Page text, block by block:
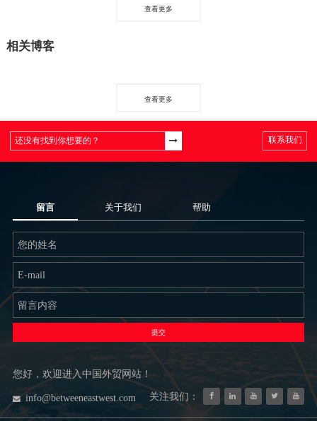
查看更多
相关博客
查看更多
联系我们
留言 关于我们 帮助
提交
您好，欢迎进入中国外贸网站！
info@betweeneastwest.com 关注我们：